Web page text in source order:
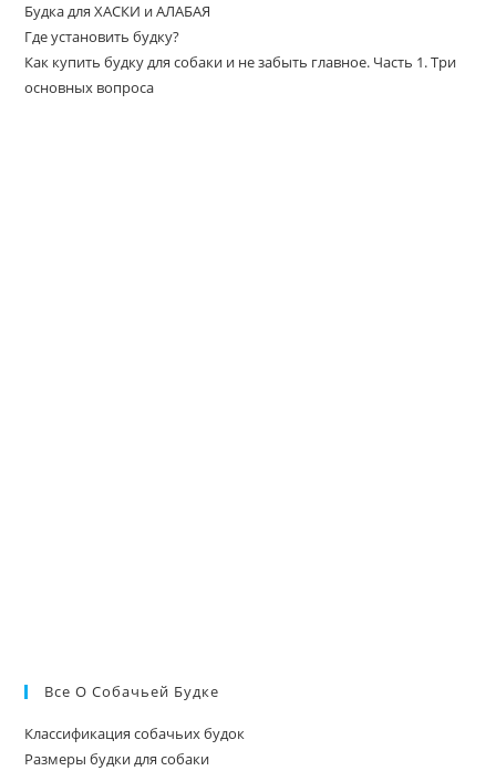
Будка для ХАСКИ и АЛАБАЯ
Где установить будку?
Как купить будку для собаки и не забыть главное. Часть 1. Три
основных вопроса
Все О Собачьей Будке
Классификация собачьих будок
Размеры будки для собаки